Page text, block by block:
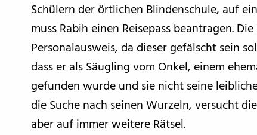
Schülern der örtlichen Blindenschule, auf
muss Rabih einen Reisepass beantragen.
Personalausweis, da dieser gefälscht sein
dass er als Säugling vom Onkel, einem
gefunden wurde und sie nicht seine
die Suche nach seinen Wurzeln, versucht
aber auf immer weitere Rätsel.